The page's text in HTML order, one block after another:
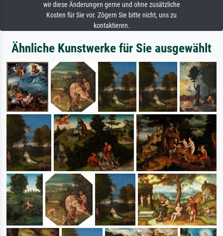
wir diese Änderungen gerne und ohne zusätzliche
Kosten für Sie vor. Zögern Sie bitte nicht, uns zu
kontaktieren.
Ähnliche Kunstwerke für Sie ausgewählt